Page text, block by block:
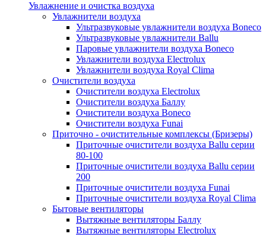
Увлажнение и очистка воздуха
Увлажнители воздуха
Ультразвуковые увлажнители воздуха Boneco
Ультразвуковые увлажнители Ballu
Паровые увлажнители воздуха Boneco
Увлажнители воздуха Electrolux
Увлажнители воздуха Royal Clima
Очистители воздуха
Очистители воздуха Electrolux
Очистители воздуха Баллу
Очистители воздуха Boneco
Очистители воздуха Funai
Приточно - очистительные комплексы (Бризеры)
Приточные очистители воздуха Ballu серии
80-100
Приточные очистители воздуха Ballu серии
200
Приточные очистители воздуха Funai
Приточные очистители воздуха Royal Clima
Бытовые вентиляторы
Вытяжные вентиляторы Баллу
Вытяжные вентиляторы Electrolux